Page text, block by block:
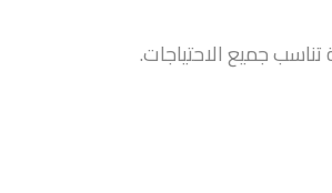
جميع الاحتياجات.